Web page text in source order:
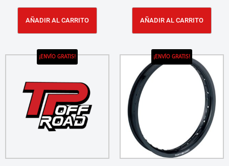
AÑADIR AL CARRITO AÑADIR AL CARRITO
¡ENVÍO GRATIS! ¡ENVÍO GRATIS!